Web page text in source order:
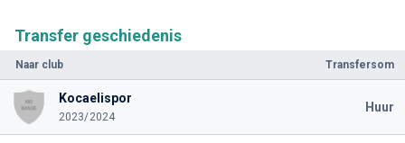
Transfer geschiedenis
Naar club Transfersom
Kocaelispor
2023/2024
Huur